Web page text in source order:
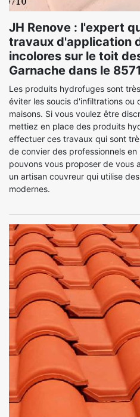
JH Renove : l'expert
travaux d'application
incolores sur le toit
Garnache dans le
Les produits hydrofuges sont
éviter les soucis d'infiltrations ou
maisons. Si vous voulez être
mettiez en place des produits
effectuer ces travaux qui sont
de convier des professionnels en
pouvons vous proposer de vous
un artisan couvreur qui utilise
modernes.